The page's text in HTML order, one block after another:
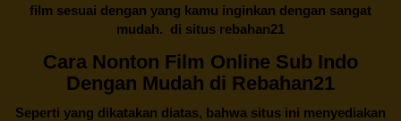
film sesuai dengan yang kamu inginkan dengan sangat
mudah. di situs rebahan21
Cara Nonton Film Online Sub Indo
Dengan Mudah di Rebahan21
Seperti yang dikatakan diatas, bahwa situs ini menyediakan